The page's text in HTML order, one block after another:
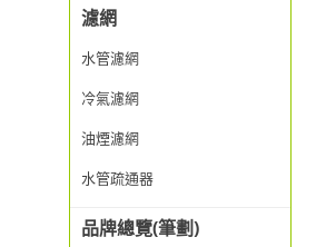
濾網
水管濾網
冷氣濾網
油煙濾網
水管疏通器
品牌總覽(筆劃)